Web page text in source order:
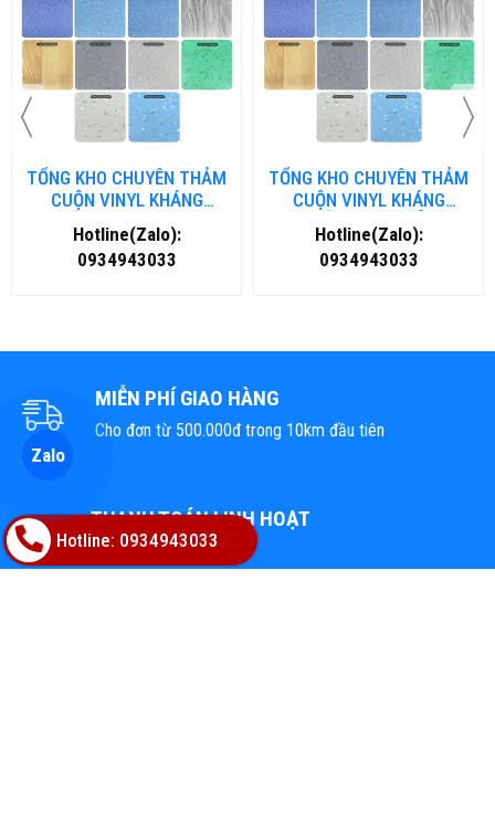
TỔNG KHO CHUYÊN THẢM
CUỘN VINYL KHÁNG
KHUẨN TẠI NHA TRANG
Hotline(Zalo):
0934943033
TỔNG KHO CHUYÊN THẢM
CUỘN VINYL KHÁNG
KHUẨN TẠI ĐÀ NẴNG
Hotline(Zalo):
0934943033
MIỄN PHÍ GIAO HÀNG
Cho đơn từ 500.000đ trong 10km đầu tiên
THANH TOÁN LINH HOẠT
Qua thẻ & COD
Hotline: 0934943033
Zalo